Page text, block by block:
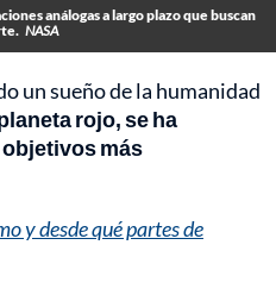
análogas a largo plazo que buscan
NASA
un sueño de la humanidad
rojo, se ha
más
y desde qué partes de